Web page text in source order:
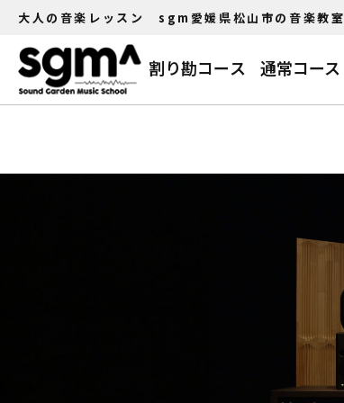
大人の音楽レッスン sgm愛媛県松山市の音楽教室
割り勘コース 通常コース